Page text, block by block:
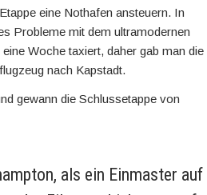
eine Nothafen ansteuern. In
Probleme mit dem ultramodernen
Woche taxiert, daher gab man die
nach Kapstadt.
gewann die Schlussetappe von
als ein Einmaster auf